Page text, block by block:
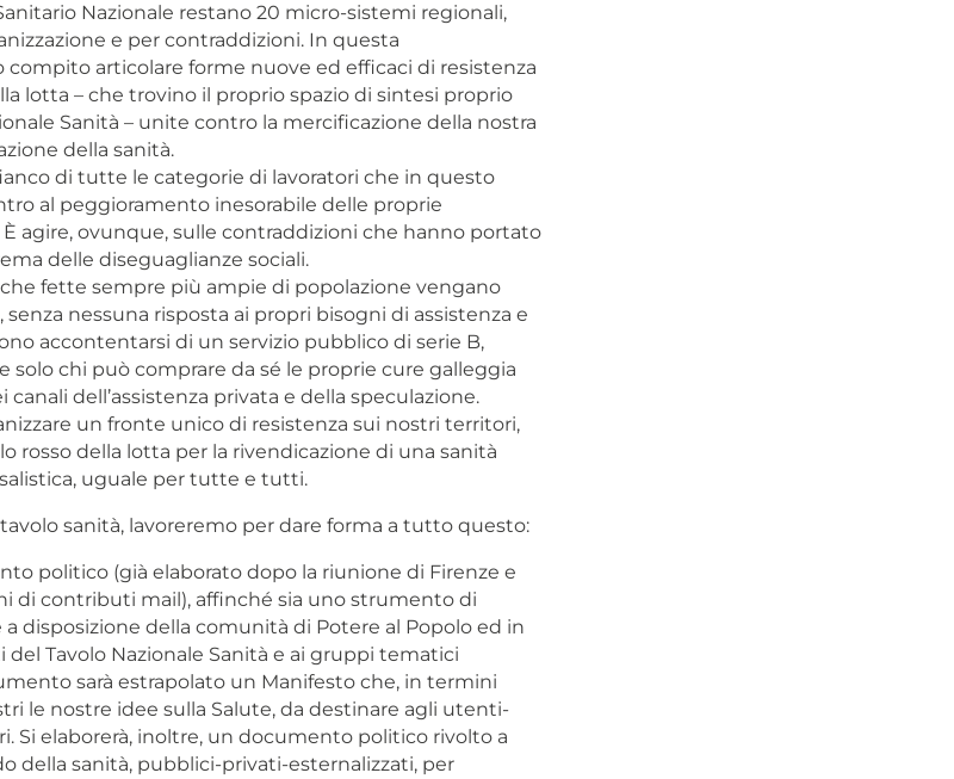
Nazionale restano 20 micro-sistemi regionali,
e per contraddizioni. In questa
articolare forme nuove ed efficaci di resistenza
lotta – che trovino il proprio spazio di sintesi proprio
Sanità – unite contro la mercificazione della nostra
della sanità.
di tutte le categorie di lavoratori che in questo
al peggioramento inesorabile delle proprie
agire, ovunque, sulle contraddizioni che hanno portato
delle diseguaglianze sociali.
fette sempre più ampie di popolazione vengano
nessuna risposta ai propri bisogni di assistenza e
accontentarsi di un servizio pubblico di serie B,
solo chi può comprare da sé le proprie cure galleggia
dell’assistenza privata e della speculazione.
un fronte unico di resistenza sui nostri territori,
rosso della lotta per la rivendicazione di una sanità
uguale per tutte e tutti.
sanità, lavoreremo per dare forma a tutto questo:
politico (già elaborato dopo la riunione di Firenze e
di contributi mail), affinché sia uno strumento di
disposizione della comunità di Potere al Popolo ed in
Tavolo Nazionale Sanità e ai gruppi tematici
sarà estrapolato un Manifesto che, in termini
le nostre idee sulla Salute, da destinare agli utenti-
Si elaborerà, inoltre, un documento politico rivolto a
della sanità, pubblici-privati-esternalizzati, per